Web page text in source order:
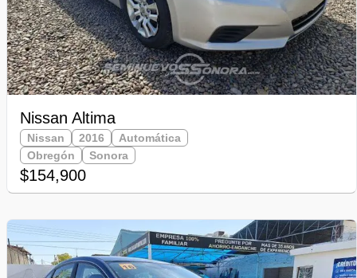
Nissan Altima
Nissan 2016
Automática
Obregón
Sonora
$154,900